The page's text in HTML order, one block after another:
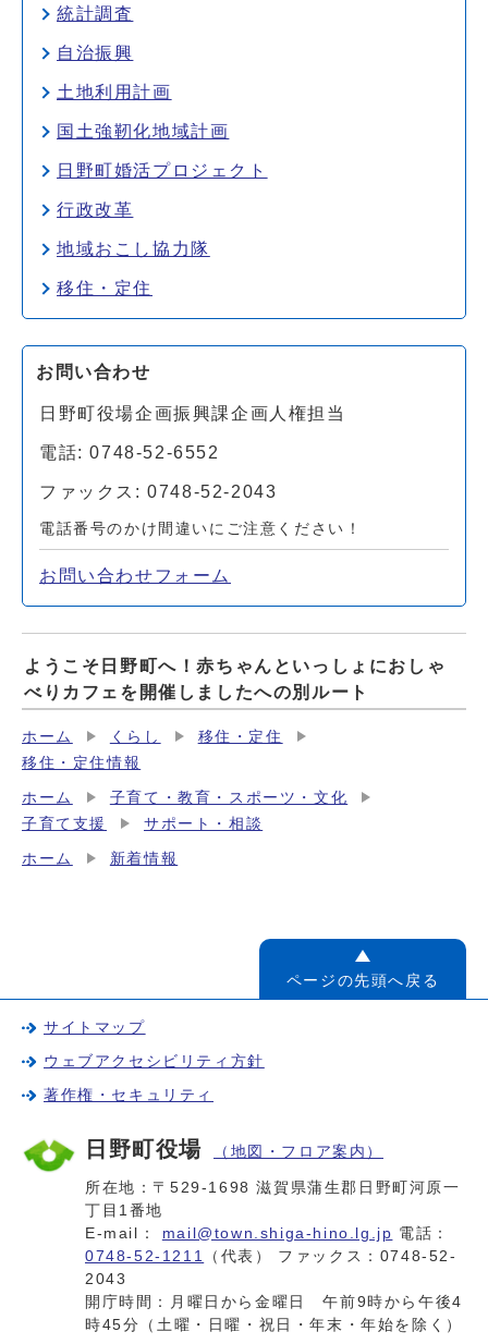
統計調査
自治振興
土地利用計画
国土強靭化地域計画
日野町婚活プロジェクト
行政改革
地域おこし協力隊
移住・定住
お問い合わせ
日野町役場企画振興課企画人権担当
電話: 0748-52-6552
ファックス: 0748-52-2043
電話番号のかけ間違いにご注意ください！
お問い合わせフォーム
ようこそ日野町へ！赤ちゃんといっしょにおしゃ
べりカフェを開催しましたへの別ルート
ホーム くらし
移住・定住
移住・定住情報
ホーム
子育て・教育・スポーツ・文化
子育て支援
サポート・相談
ホーム 新着情報
ページの先頭へ戻る
サイトマップ
ウェブアクセシビリティ方針
著作権・セキュリティ
日野町役場 （地図・フロア案内）
所在地：〒529-1698 滋賀県蒲生郡日野町河原一
丁目1番地
E-mail： mail@town.shiga-hino.lg.jp 電話：
0748-52-1211 （代表） ファックス：0748-52-
2043
開庁時間：月曜日から金曜日 午前9時から午後4
時45分（土曜・日曜・祝日・年末・年始を除く）